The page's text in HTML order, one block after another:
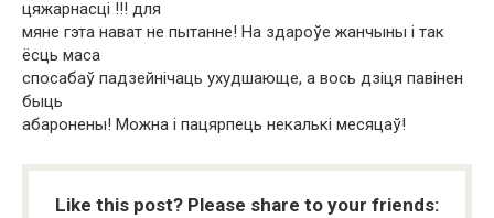
цяжарнасці !!! для
мяне гэта нават не пытанне! На здароўе жанчыны і так
ёсць маса
спосабаў падзейнічаць ухудшающе, а вось дзіця павінен
быць
абаронены! Можна і пацярпець некалькі месяцаў!
Like this post? Please share to your friends: